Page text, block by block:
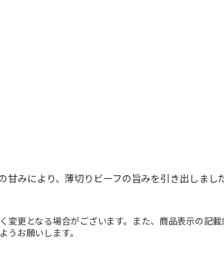
みにより、薄切りビーフの旨みを引き出しまし
更となる場合がございます。また、商品表示の記
うお願いします。